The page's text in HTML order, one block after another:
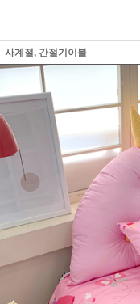
사계절, 간절기이불